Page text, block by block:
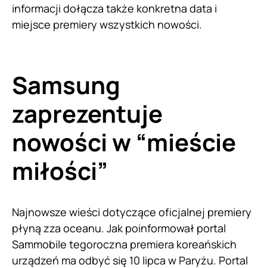
informacji dołącza także konkretna data i
miejsce premiery wszystkich nowości.
Samsung
zaprezentuje
nowości w “mieście
miłości”
Najnowsze wieści dotyczące oficjalnej premiery
płyną zza oceanu. Jak poinformował portal
Sammobile tegoroczna premiera koreańskich
urządzeń ma odbyć się 10 lipca w Paryżu. Portal